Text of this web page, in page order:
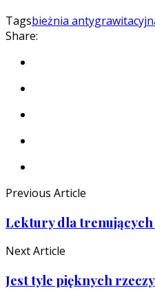
Tagsbieżnia
Share:
Previous Article
Lektury dla trenujących
Next Article
Jest tyle pięknych